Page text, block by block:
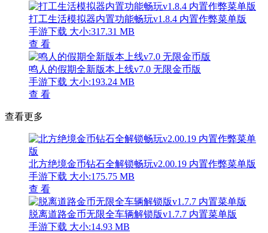
打工生活模拟器内置功能畅玩v1.8.4 内置作弊菜单版
手游下载 大小:317.31 MB
查 看
鸣人的假期全新版本上线v7.0 无限金币版
手游下载 大小:193.24 MB
查 看
查看更多
北方绝境金币钻石全解锁畅玩v2.00.19 内置作弊菜单版
手游下载 大小:175.75 MB
查 看
脱离道路金币无限全车辆解锁版v1.7.7 内置菜单版
手游下载 大小:14.93 MB